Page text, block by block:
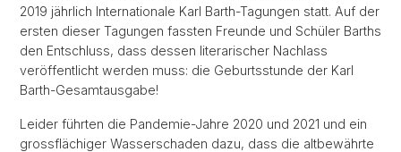
2019 jährlich Internationale Karl Barth-Tagungen statt. Auf der
ersten dieser Tagungen fassten Freunde und Schüler Barths
den Entschluss, dass dessen literarischer Nachlass
veröffentlicht werden muss: die Geburtsstunde der Karl
Barth-Gesamtausgabe!
Leider führten die Pandemie-Jahre 2020 und 2021 und ein
grossflächiger Wasserschaden dazu, dass die altbewährte